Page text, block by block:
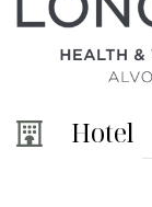
Hotel